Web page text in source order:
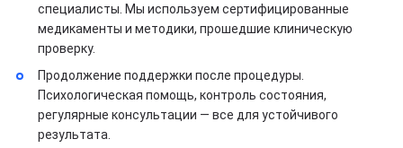
специалисты. Мы используем сертифицированные
медикаменты и методики, прошедшие клиническую
проверку.
Продолжение поддержки после процедуры.
Психологическая помощь, контроль состояния,
регулярные консультации — все для устойчивого
результата.